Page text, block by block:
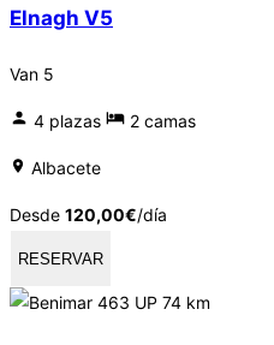
Elnagh V5
Van 5
4 plazas 2 camas
Albacete
Desde 120,00€/día
RESERVAR
74 km